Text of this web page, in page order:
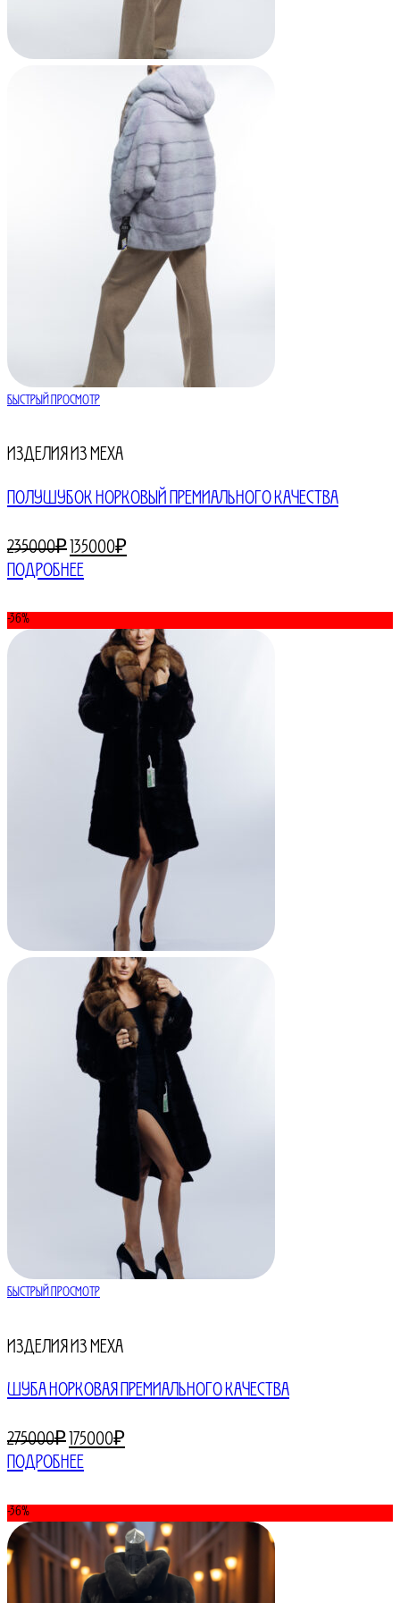
Быстрый просмотр
Изделия из меха
ПОЛУШУБОК НОРКОВЫЙ ПРЕМИАЛЬНОГО КАЧЕСТВА
235000₽Первоначальная
цена
235000₽.
135000₽Текущая
Подробнее
-36%
Быстрый просмотр
Изделия из меха
ШУБА НОРКОВАЯ ПРЕМИАЛЬНОГО КАЧЕСТВА
275000₽Первоначальная
цена
275000₽.
175000₽Текущая
Подробнее
-36%